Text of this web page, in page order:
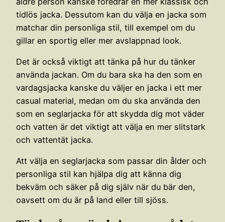
tidlös jacka. Dessutom kan du välja en jacka som
matchar din personliga stil, till exempel om du
gillar en sportig eller mer avslappnad look.
Det är också viktigt att tänka på hur du tänker
använda jackan. Om du bara ska ha den som en
vardagsjacka kanske du väljer en jacka i ett mer
casual material, medan om du ska använda den
som en seglarjacka för att skydda dig mot väder
och vatten är det viktigt att välja en mer slitstark
och vattentät jacka.
Att välja en seglarjacka som passar din ålder och
personliga stil kan hjälpa dig att känna dig
bekväm och säker på dig själv när du bär den,
oavsett om du är på land eller till sjöss.